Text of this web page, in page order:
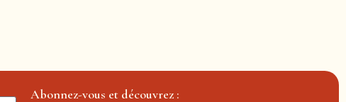
Abonnez-vous et découvrez :